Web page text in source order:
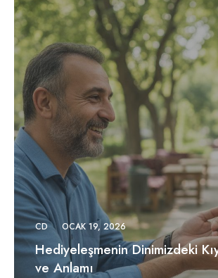
CD OCAK 19, 2026
Hediyeleşmenin Dinimizdeki
ve Anlamı